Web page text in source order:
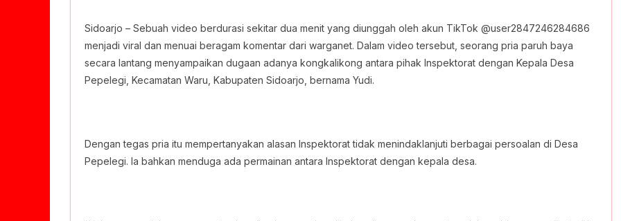
Sidoarjo – Sebuah video berdurasi sekitar dua menit yang diunggah oleh akun TikTok @user2847246284686
menjadi viral dan menuai beragam komentar dari warganet. Dalam video tersebut, seorang pria paruh baya
secara lantang menyampaikan dugaan adanya kongkalikong antara pihak Inspektorat dengan Kepala Desa
Pepelegi, Kecamatan Waru, Kabupaten Sidoarjo, bernama Yudi.
Dengan tegas pria itu mempertanyakan alasan Inspektorat tidak menindaklanjuti berbagai persoalan di Desa
Pepelegi. Ia bahkan menduga ada permainan antara Inspektorat dengan kepala desa.